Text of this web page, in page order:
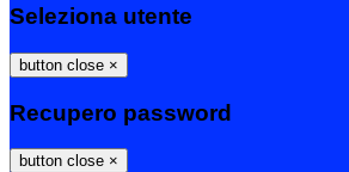
Seleziona utente
button close ×
Recupero password
button close ×